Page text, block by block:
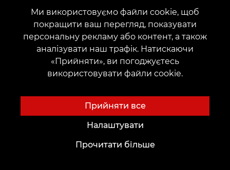
м. Запоріжжя
вул. Незалежної України, 68а
Дата відкриття: 07 листопада 2015 р.
+380952011108
Ми використовуємо файли cookie, щоб
покращити ваш перегляд, показувати
персональну рекламу або контент, а також
аналізувати наш трафік. Натискаючи
«Прийняти», ви погоджуєтесь
використовувати файли cookie.
Прийняти все
Налаштувати
Прочитати більше